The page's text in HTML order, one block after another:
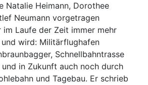
Natalie Heimann, Dorothee
Neumann vorgetragen
im Laufe der Zeit immer mehr
wird: Militärflughafen
Schnellbahntrasse
und in Zukunft auch noch durch
und Tagebau. Er schrieb